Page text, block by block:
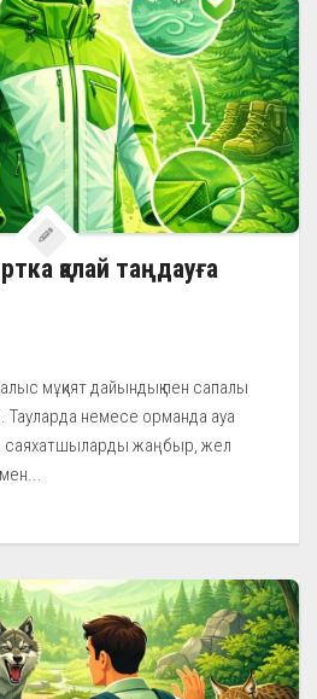
қалай таңдауға
мұқият дайындық пен сапалы
Тауларда немесе орманда ауа
саяхатшыларды жаңбыр, жел